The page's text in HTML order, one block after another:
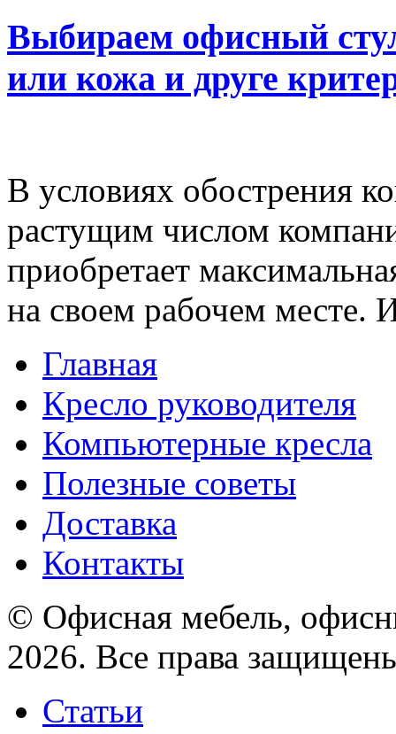
Выбираем офисный
или кожа и друге
В условиях обострения
растущим числом
приобретает
на своем рабочем месте.
Главная
Кресло руководителя
Компьютерные кресла
Полезные советы
Доставка
Контакты
© Офисная мебель,
2026. Все права
Статьи